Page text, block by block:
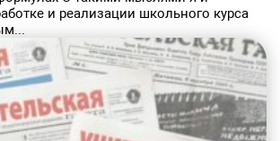
и реализации школьного курса